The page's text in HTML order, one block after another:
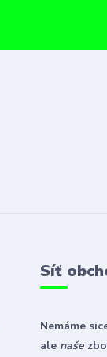
Síť
Nemáme
ale naše